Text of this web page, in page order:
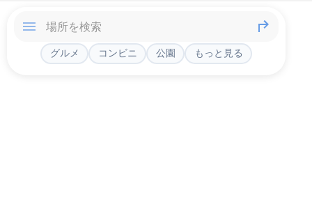
グルメ コンビニ 公園 もっと見る